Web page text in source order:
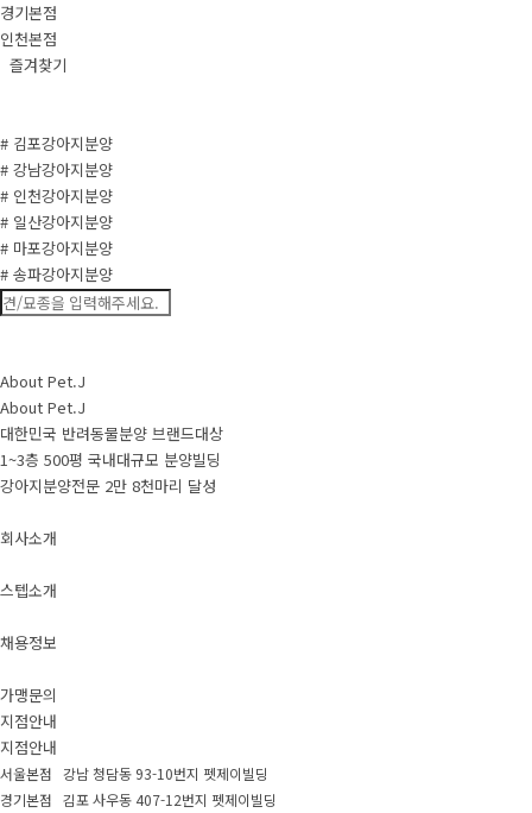
경기본점
인천본점
즐겨찾기
# 김포강아지분양
# 강남강아지분양
# 인천강아지분양
# 일산강아지분양
# 마포강아지분양
# 송파강아지분양
About Pet.J
About Pet.J
대한민국 반려동물분양 브랜드대상
1~3층 500평 국내대규모 분양빌딩
강아지분양전문 2만 8천마리 달성
회사소개
스텝소개
채용정보
가맹문의
지점안내
지점안내
서울본점 강남 청담동 93-10번지 펫제이빌딩
경기본점 김포 사우동 407-12번지 펫제이빌딩